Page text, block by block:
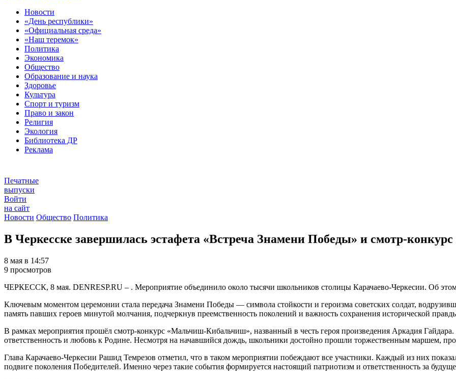
Новости
«День республики»
«Официальная среда»
«Наш теремок»
Политика
Экономика
Общество
Образование и наука
Здоровье
Культура
Спорт и туризм
Право и закон
Религия
Экология
Библиотека ДР
Реклама
Печатные
выпуски
Войти
на сайт
Новости Общество Политика
В Черкесске завершилась эстафета «Встреча Знамени Победы» и смотр-
8 мая в 14:57
9 просмотров
ЧЕРКЕССК, 8 мая. DENRESP.RU – . Мероприятие объединило около тысячи школьников столицы Карачаево-Черкесии. Об
Ключевым моментом церемонии стала передача Знамени Победы — символа стойкости и героизма советских солдат,
память павших героев минутой молчания, подчеркнув преемственность поколений и важность сохранения исторической
В рамках мероприятия прошёл смотр-конкурс «Мальчиш-Кибальчиш», названный в честь героя произведения Аркадия
ответственность и любовь к Родине. Несмотря на начавшийся дождь, школьники достойно прошли торжественным маршем,
Глава Карачаево-Черкесии Рашид Темрезов отметил, что в таком мероприятии побеждают все участники. Каждый из них
подвиге поколения Победителей. Именно через такие события формируется настоящий патриотизм и ответственность за